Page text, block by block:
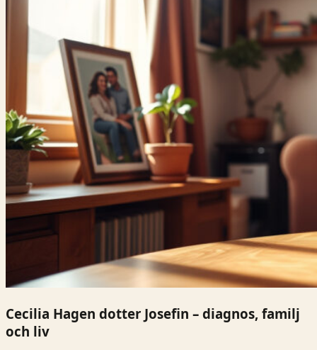
Cecilia Hagen dotter Josefin – diagnos, familj
och liv